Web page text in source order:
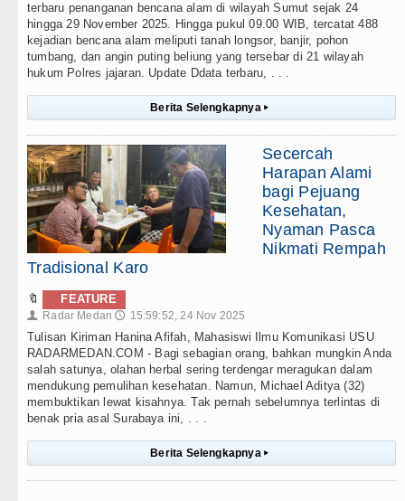
terbaru penanganan bencana alam di wilayah Sumut sejak 24
hingga 29 November 2025. Hingga pukul 09.00 WIB, tercatat 488
kejadian bencana alam meliputi tanah longsor, banjir, pohon
tumbang, dan angin puting beliung yang tersebar di 21 wilayah
hukum Polres jajaran. Update Ddata terbaru, . . .
Berita Selengkapnya ▸
Secercah
Harapan Alami
bagi Pejuang
Kesehatan,
Nyaman Pasca
Nikmati Rempah
Tradisional Karo
🔖 FEATURE
👤 Radar Medan 🕔 15:59:52, 24 Nov 2025
Tulisan Kiriman Hanina Afifah, Mahasiswi Ilmu Komunikasi USU
RADARMEDAN.COM - Bagi sebagian orang, bahkan mungkin Anda
salah satunya, olahan herbal sering terdengar meragukan dalam
mendukung pemulihan kesehatan. Namun, Michael Aditya (32)
membuktikan lewat kisahnya. Tak pernah sebelumnya terlintas di
benak pria asal Surabaya ini, . . .
Berita Selengkapnya ▸